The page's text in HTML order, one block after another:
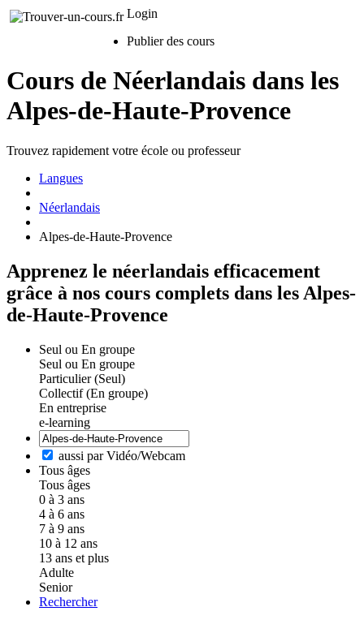
Login
Publier des cours
Cours de Néerlandais dans les
Alpes-de-Haute-Provence
Trouvez rapidement votre école ou professeur
Langues
Néerlandais
Alpes-de-Haute-Provence
Apprenez le néerlandais efficacement
grâce à nos cours complets dans les Alpes-
de-Haute-Provence
Seul ou En groupe
Seul ou En groupe
Particulier (Seul)
Collectif (En groupe)
En entreprise
e-learning
aussi par Vidéo/Webcam
Tous âges
Tous âges
0 à 3 ans
4 à 6 ans
7 à 9 ans
10 à 12 ans
13 ans et plus
Adulte
Senior
Rechercher